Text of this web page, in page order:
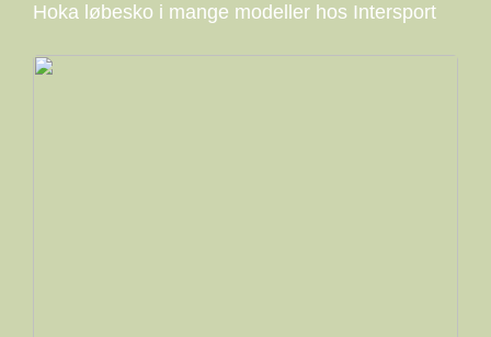
Hoka løbesko i mange modeller hos Intersport